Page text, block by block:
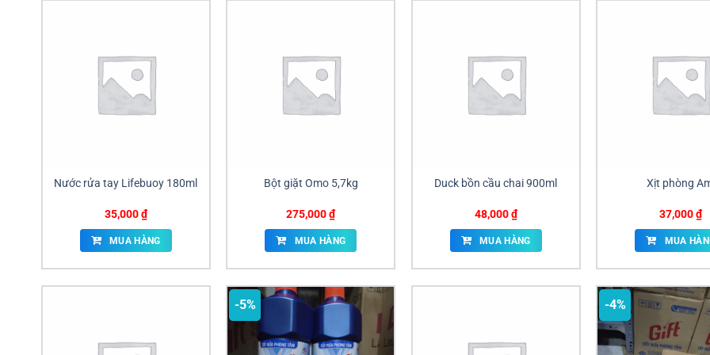
Nước rửa tay Lifebuoy 180ml
35,000₫
MUA HÀNG
Bột giặt Omo 5,7kg
275,000₫
MUA HÀNG
Duck bồn cầu chai 900ml
48,000₫
MUA HÀNG
Xịt phòng
37,000₫
MUA
-5% -4%